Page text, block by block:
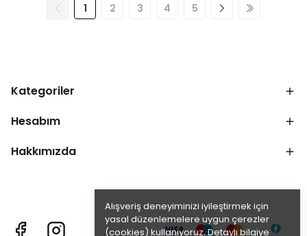
Alışveriş deneyiminizi iyileştirmek için
yasal düzenlemelere uygun çerezler
(cookies) kullanıyoruz. Detaylı bilgiye
1 2 3 4 5
Kategoriler
Hesabım
Hakkımızda